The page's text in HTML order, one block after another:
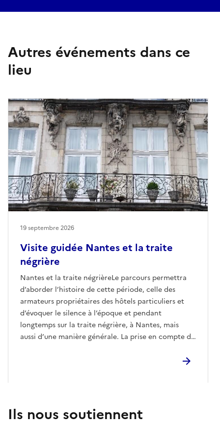
Autres événements dans ce
lieu
Visite guidée Nantes et la traite
négrière
Nantes et la traite négrièreLe parcours permettra
d’aborder l’histoire de cette période, celle des
armateurs propriétaires des hôtels particuliers et
d’évoquer le silence à l’époque et pendant
longtemps sur la traite négrière, à Nantes, mais
aussi d’une manière générale. La prise en compte du
19 septembre 2026
Ils nous soutiennent